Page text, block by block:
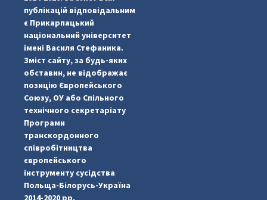
#PipIvanToday
pimrec_project
публікацій відповідальним
є Прикарпацький
національний університет
імені Василя Стефаника.
Зміст сайту, за будь-яких
обставин, не відображає
позицію Європейського
Союзу, ОУ або Спільного
технічного секретаріату
Програми
транскордонного
співробітництва
європейського
інструменту сусідства
Польща-Білорусь-Україна
2014-2020 рр.